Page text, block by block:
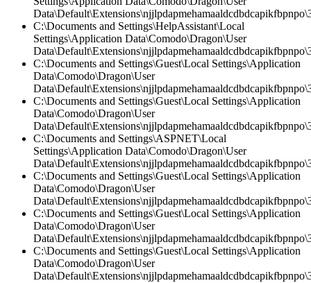
C:\Documents and Settings\HelpAssistant\Local
Settings\Application Data\Comodo\Dragon\User
C:\Documents and Settings\Guest\Local Settings\Application
Data\Comodo\Dragon\User
C:\Documents and Settings\Guest\Local Settings\Application
Data\Comodo\Dragon\User
C:\Documents and Settings\ASPNET\Local
Settings\Application Data\Comodo\Dragon\User
C:\Documents and Settings\Guest\Local Settings\Application
Data\Comodo\Dragon\User
C:\Documents and Settings\Guest\Local Settings\Application
Data\Comodo\Dragon\User
C:\Documents and Settings\Guest\Local Settings\Application
Data\Comodo\Dragon\User